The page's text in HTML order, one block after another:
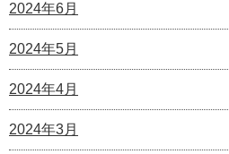
2024年6月
2024年5月
2024年4月
2024年3月